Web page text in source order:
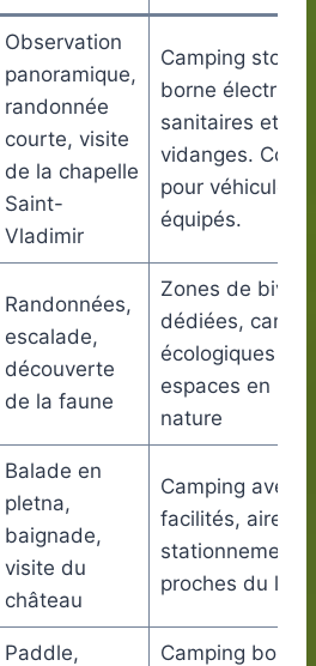
Observation
panoramique,
randonnée
courte, visite
de la chapelle
Saint-
Vladimir
Camping stop
borne
sanitaires et
vidanges.
pour véhicules
équipés.
Randonnées,
escalade,
découverte
de la faune
Zones de
dédiées,
écologiques et
espaces en
nature
Balade en
pletna,
baignade,
visite du
château
Camping avec
facilités, aires
stationnement
proches du lac
Paddle,
Camping boisé